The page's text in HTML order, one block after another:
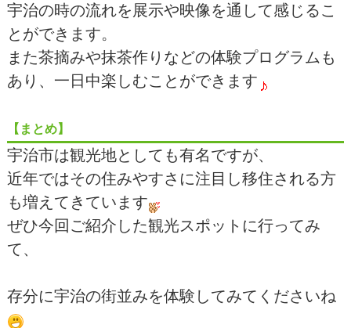
宇治の時の流れを展示や映像を通して感じるこ
とができます。
また茶摘みや抹茶作りなどの体験プログラムも
あり、一日中楽しむことができます
【まとめ】
宇治市は観光地としても有名ですが、
近年ではその住みやすさに注目し移住される方
も増えてきています
ぜひ今回ご紹介した観光スポットに行ってみ
て、
存分に宇治の街並みを体験してみてくださいね